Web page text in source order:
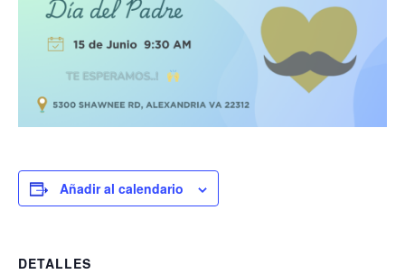
Añadir al calendario
DETALLES